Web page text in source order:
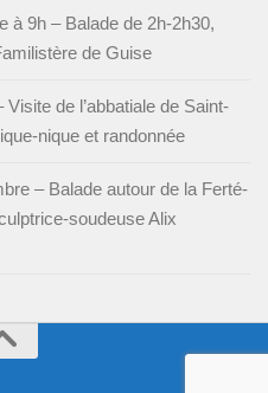
à 9h – Balade de 2h-2h30,
de Guise
de l’abbatiale de Saint-
nique et randonnée
– Balade autour de la Ferté-
soudeuse Alix